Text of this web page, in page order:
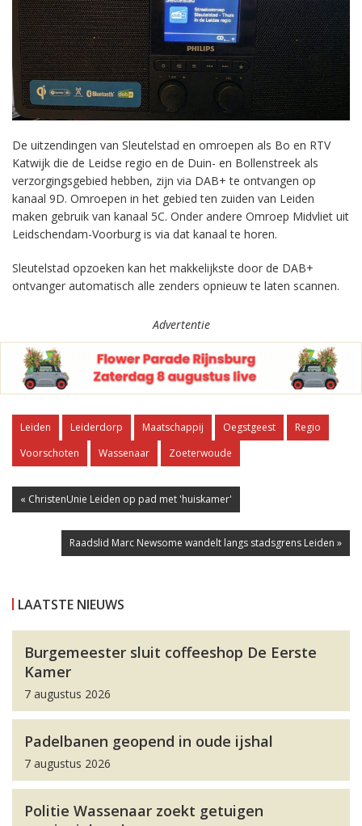
De uitzendingen van Sleutelstad en omroepen als Bo en RTV
Katwijk die de Leidse regio en de Duin- en Bollenstreek als
verzorgingsgebied hebben, zijn via DAB+ te ontvangen op
kanaal 9D. Omroepen in het gebied ten zuiden van Leiden
maken gebruik van kanaal 5C. Onder andere Omroep Midvliet uit
Leidschendam-Voorburg is via dat kanaal te horen.
Sleutelstad opzoeken kan het makkelijkste door de DAB+
ontvanger automatisch alle zenders opnieuw te laten scannen.
Advertentie
Leiden Leiderdorp Maatschappij Oegstgeest
Regio
Voorschoten
Wassenaar Zoeterwoude
« ChristenUnie Leiden op pad met 'huiskamer'
Raadslid Marc Newsome wandelt langs stadsgrens Leiden »
LAATSTE NIEUWS
Burgemeester sluit coffeeshop De Eerste
Kamer
7 augustus 2026
Padelbanen geopend in oude ijshal
7 augustus 2026
Politie Wassenaar zoekt getuigen